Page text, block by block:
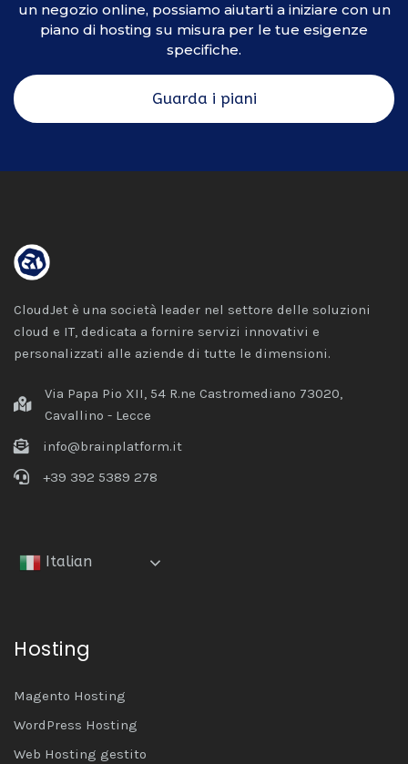
un negozio online, possiamo aiutarti a iniziare con un
piano di hosting su misura per le tue esigenze
specifiche.
Guarda i piani
CloudJet è una società leader nel settore delle soluzioni
cloud e IT, dedicata a fornire servizi innovativi e
personalizzati alle aziende di tutte le dimensioni.
Via Papa Pio XII, 54 R.ne Castromediano 73020,
Cavallino - Lecce
info@brainplatform.it
+39 392 5389 278
Italian
Hosting
Magento Hosting
WordPress Hosting
Web Hosting gestito